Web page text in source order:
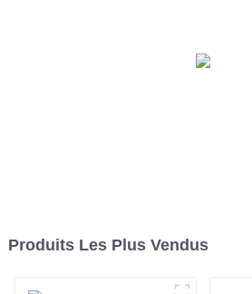
Produits Les Plus Vendus